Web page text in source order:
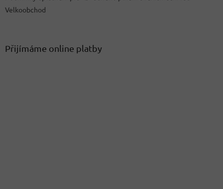
Velkoobchod
Přijímáme online platby